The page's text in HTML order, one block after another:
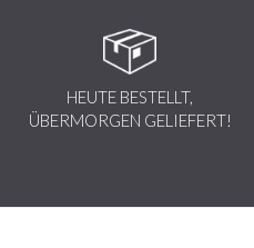
HEUTE BESTELLT,
ÜBERMORGEN GELIEFERT!